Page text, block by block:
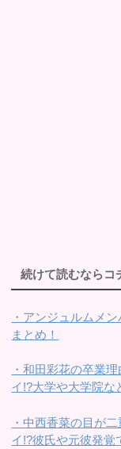
続けて読むならコ
・アンジュルムメ
まとめ！
・和田彩花の卒業
イ!?大学や大学院な
・中西香菜の目が
イ!?彼氏や元彼発覚